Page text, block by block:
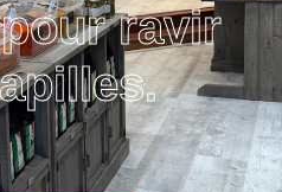
ravir